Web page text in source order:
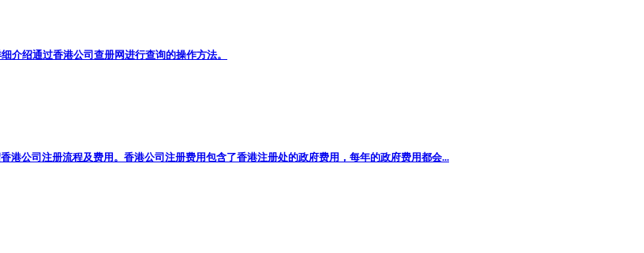
介绍通过香港公司查册网进行查询的操作方法。
公司注册流程及费用。香港公司注册费用包含了香港注册处的政府费用，每年的政府费用都会...